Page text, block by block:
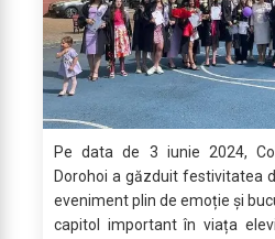
Pe data de 3 iunie 2024,
Dorohoi a găzduit festivitatea
eveniment plin de emoție și
capitol important în viața